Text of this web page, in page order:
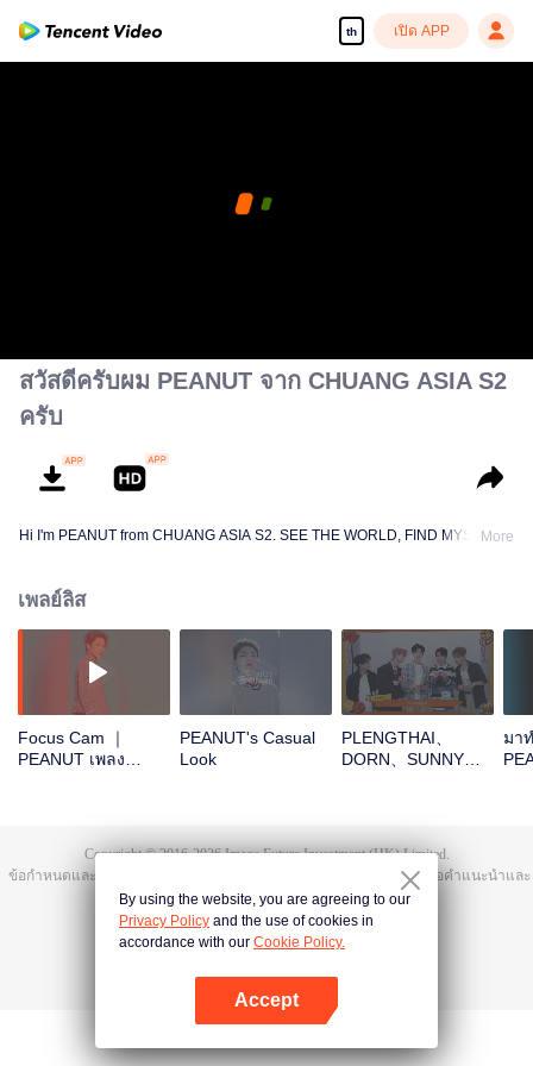
th เปิด APP
สวัสดีครับผม PEANUT จาก CHUANG ASIA S2
ครับ
Hi I'm PEANUT from CHUANG ASIA S2. SEE THE WORLD, FIND MYSELF!More
เพลย์ลิส
Focus Cam ｜
PEANUT เพลง
PEANUT's Casual
Look
PLENGTHAI、
DORN、SUNNY、
the New Year! Let's
witness the luck
together!
มา
Copyright © 2016-2026Image Future Investment (HK) Limited.
ข้อกำหนดและเงื่อนไข
| เสนอคำแนะนำและ
ข้อติชม | @TencentVideo
By using the website, you are agreeing to our
Privacy Policy and the use of cookies in
accordance with our Cookie Policy.
Accept